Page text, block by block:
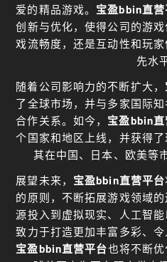
爱的精品游戏。 宝盈bbin直营
创新与优化，使得公司的游
戏流畅度，还是互动性和玩
先水
随着公司影响力的不断扩大，
了全球市场，并与多家国际
合作关系。如今， 宝盈bbin直
个国家和地区上线，并获得
其在中国、日本、欧美等
展望未来， 宝盈bbin直营平台
的原则，不断拓展游戏领域
源投入到虚拟现实、人工智能
致力于打造更加丰富多彩、令
宝盈bbin直营平台也将不断